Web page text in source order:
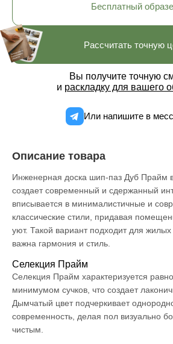
Рассчитать точную
Вы получите точную
и раскладку для вашего
Или напишите в
Бесплатный
Описание товара
Инженерная доска шип-паз Дуб Прайм
создает современный и сдержанный
вписывается в минималистичные и
классические стили, придавая
уют. Такой вариант подходит для
важна гармония и стиль.
Селекция Прайм
Селекция Прайм характеризуется
минимумом сучков, что создает
Дымчатый цвет подчеркивает
современность, делая пол визуально
чистым.